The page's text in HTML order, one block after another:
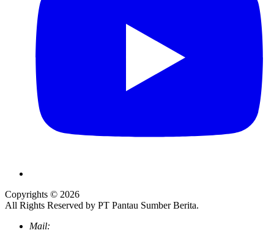
Copyrights © 2026
All Rights Reserved by PT Pantau Sumber Berita.
Mail: